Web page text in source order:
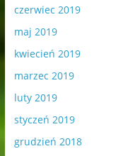
czerwiec 2019
maj 2019
kwiecień 2019
marzec 2019
luty 2019
styczeń 2019
grudzień 2018